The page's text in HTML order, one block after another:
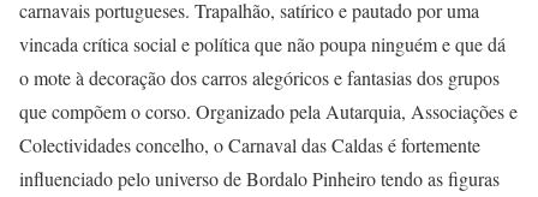
carnavais portugueses. Trapalhão, satírico e pautado por uma
vincada crítica social e política que não poupa ninguém e que dá
o mote à decoração dos carros alegóricos e fantasias dos grupos
que compõem o corso. Organizado pela Autarquia, Associações e
Colectividades concelho, o Carnaval das Caldas é fortemente
influenciado pelo universo de Bordalo Pinheiro tendo as figuras